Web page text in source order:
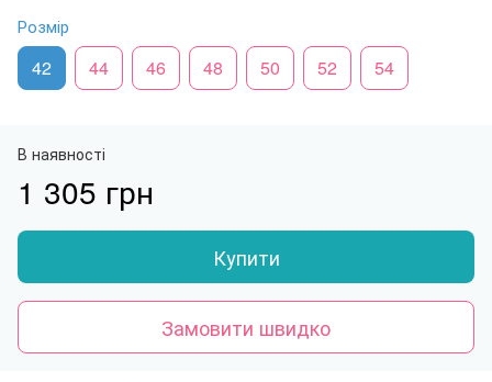
Розмір
42 44 46 48 50 52 54
В наявності
1 305 грн
Купити
Замовити швидко